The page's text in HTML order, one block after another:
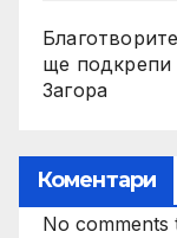
ще подкрепи
Загора
Коментари
No comments